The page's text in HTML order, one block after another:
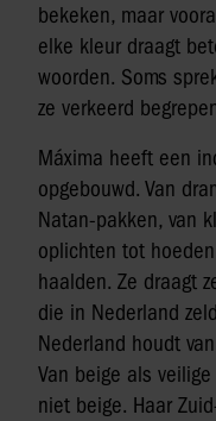
bekeken, maar
elke kleur draagt
woorden. Soms
ze verkeerd
Máxima heeft een
opgebouwd. Van
Natan-pakken, van
oplichten tot
haalden. Ze draagt
die in Nederland
Nederland houdt van
Van beige als
niet beige. Haar